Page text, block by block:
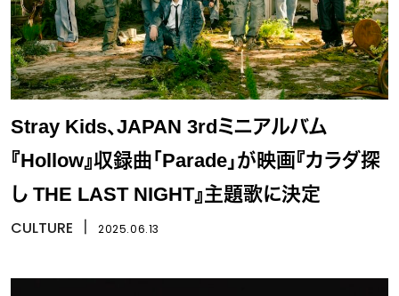
Stray Kids、JAPAN 3rdミニアルバム
『Hollow』収録曲「Parade」が映画『カラダ探
し THE LAST NIGHT』主題歌に決定
CULTURE 2025.06.13